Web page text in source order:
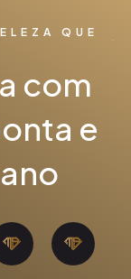
QUE
com
e